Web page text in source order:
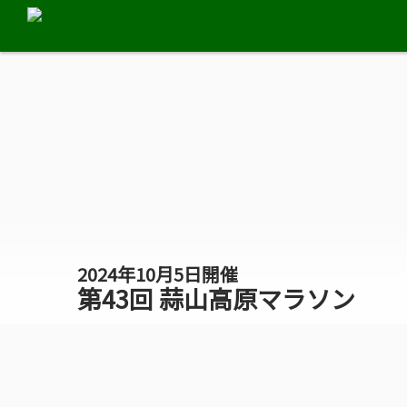
2024年10月5日開催
第43回 蒜山高原マラソン